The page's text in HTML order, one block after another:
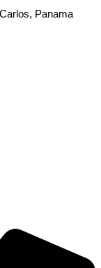
Panama